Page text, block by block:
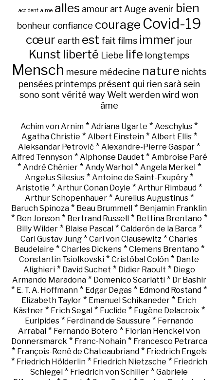
accident aime alles amour art Auge avenir bien
bonheur confiance courage Covid-19
cœur earth est fait films immer jour
Kunst liberté Liebe life longtemps
Mensch mesure médecine nature nichts
pensées printemps présent qui rien sarà sein
sono sont vérité way Welt werden wird won
âme
Achim von Arnim * Adriana Ugarte * Aeschylus *
Agatha Christie * Albert Einstein* Albert Ellis*
Aleksandar Petrović * Alexandre-Pierre Gaspar *
Alfred Tennyson* Alphonse Daudet * Ambroise Paré
* André Chénier* Andy Warhol * Angela Merkel *
Angelus Silesius * Antoine de Saint-Exupéry *
Aristotle * Arthur Conan Doyle * Arthur Rimbaud *
Arthur Schopenhauer* Aurelius Augustinus*
Baruch Spinoza * Beau Brummell * Benjamin Franklin
* Ben Jonson* Bertrand Russell * Bettina Brentano *
Billy Wilder* Blaise Pascal* Calderón de la Barca*
Carl Gustav Jung * Carl von Clausewitz * Charles
Baudelaire * Charles Dickens* Clemens Brentano *
Constantin Tsiolkovski * Cristóbal Colón * Dante
Alighieri* David Suchet * Didier Raoult * Diego
Armando Maradona* Domenico Scarlatti* Dr Bashir
* E. T. A. Hoffmann * Edgar Degas * Edmond Rostand *
Elizabeth Taylor * Emanuel Schikaneder * Erich
Kästner * Erich Segal * Euclide * Eugène Delacroix *
Euripides* Ferdinand de Saussure * Fernando
Arrabal * Fernando Botero * Florian Henckel von
Donnersmarck * Franc-Nohain* Francesco Petrarca
* François-René de Chateaubriand* Friedrich Engels
* Friedrich Hölderlin* Friedrich Nietzsche * Friedrich
Schlegel * Friedrich von Schiller * Gabriele